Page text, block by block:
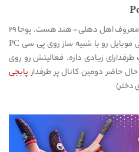
پوجا گیمینگ یه دختر استریمر و گیمر معروف اهل دهلی – هند هست. پوجا ۲۹
سال سن داره (در سال ۲۰۲۱) و پابجی موبایل رو با شبیه ساز روی پی سی PC
طرفدارای زیادی داره. فعالیتش رو روی
پابجی
دختر)